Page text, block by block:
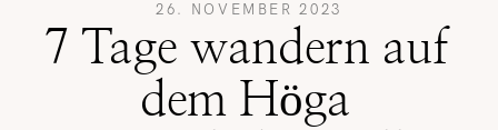
26. NOVEMBER 2023
7 Tage wandern auf
dem Höga
REISETIPPS